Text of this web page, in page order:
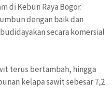
di Kebun Raya Bogor.
dengan baik dan
secara komersial
terus bertambah, hingga
kelapa sawit sebesar 7,2